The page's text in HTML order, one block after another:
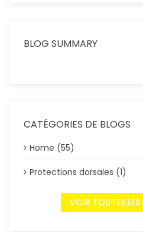
BLOG SUMMARY
CATÉGORIES DE BLOGS
Home (55)
Protections dorsales (1)
VOIR TOUTES